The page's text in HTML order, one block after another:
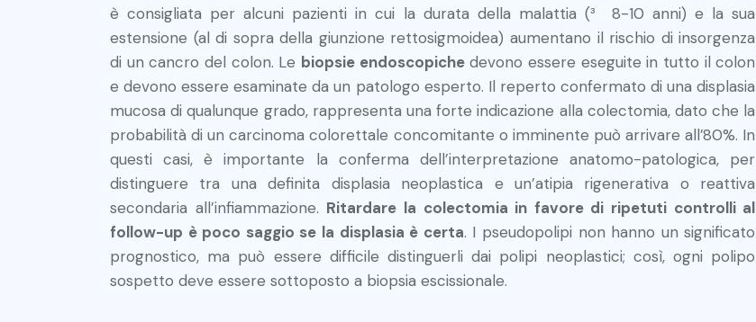
è consigliata per alcuni pazienti in cui la durata della malattia (³ 8-10 anni) e la sua
estensione (al di sopra della giunzione rettosigmoidea) aumentano il rischio di insorgenza
di un cancro del colon. Le biopsie endoscopichedevono essere eseguite in tutto il colon
e devono essere esaminate da un patologo esperto. Il reperto confermato di una displasia
mucosa di qualunque grado, rappresenta una forte indicazione alla colectomia, dato che la
probabilità di un carcinoma colorettale concomitante o imminente può arrivare all’80%. In
questi casi, è importante la conferma dell’interpretazione anatomo-patologica, per
distinguere tra una definita displasia neoplastica e un’atipia rigenerativa o reattiva
secondaria all’infiammazione. Ritardare la colectomia in favore di ripetuti controlli al
follow-up è poco saggio se la displasia è certa. I pseudopolipi non hanno un significato
prognostico, ma può essere difficile distinguerli dai polipi neoplastici; così, ogni polipo
sospetto deve essere sottoposto a biopsia escissionale.